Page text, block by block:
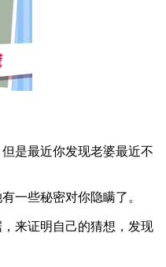
是最近你发现老婆最近不
一些秘密对你隐瞒了。
来证明自己的猜想，发现